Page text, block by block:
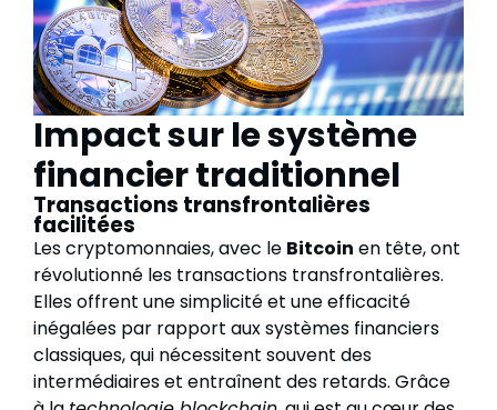
Impact sur le système
financier traditionnel
Transactions transfrontalières
facilitées
Les cryptomonnaies, avec le Bitcoin en tête, ont
révolutionné les transactions transfrontalières.
Elles offrent une simplicité et une efficacité
inégalées par rapport aux systèmes financiers
classiques, qui nécessitent souvent des
intermédiaires et entraînent des retards. Grâce